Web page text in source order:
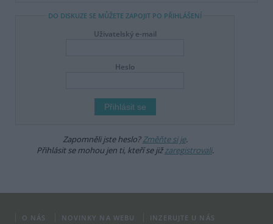
DO DISKUZE SE MŮŽETE ZAPOJIT PO PŘIHLÁŠENÍ
Uživatelský e-mail
Heslo
Zapomněli jste heslo?Změňte si je.
Přihlásit se mohou jen ti, kteří se jižzaregistrovali.
O NÁS NOVINKY NA WEBU INZERUJTE U NÁS